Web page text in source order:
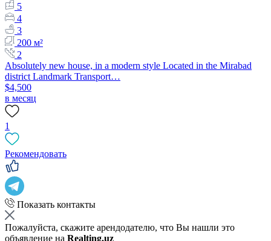
5
4
3
200 м²
2
Absolutely new house, in a modern style Located in the Mirabad
district Landmark Transport…
$4,500
в месяц
1
Рекомендовать
Показать контакты
Пожалуйста, скажите арендодателю, что Вы нашли это
объявление на Realting.uz